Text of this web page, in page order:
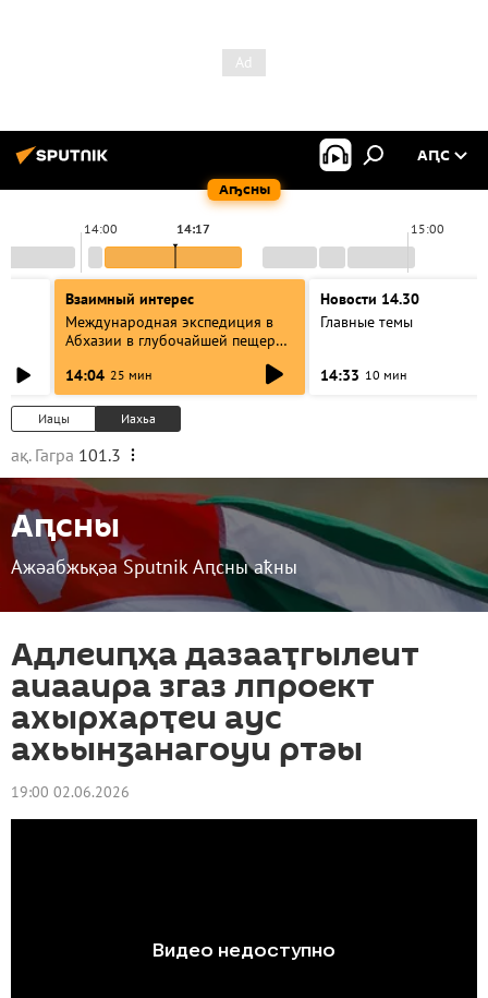
Аҧсны
АԤС
14:00 15:00
14:17
Взаимный интерес
Международная экспедиция в
Абхазии в глубочайшей пещере
спелеологами
14:04 25 мин
Новости 14.30
Главные темы
14:33 10 мин
Иацы Иахьа
ақ. Гагра 101.3
Аԥсны
Ажәабжьқәа Sputnik Аԥсны аҟны
Адлеиԥҳа дазааҭгылеит
аиааира згаз лпроект
ахырхарҭеи аус
ахьынӡанагоуи ртәы
19:00 02.06.2026